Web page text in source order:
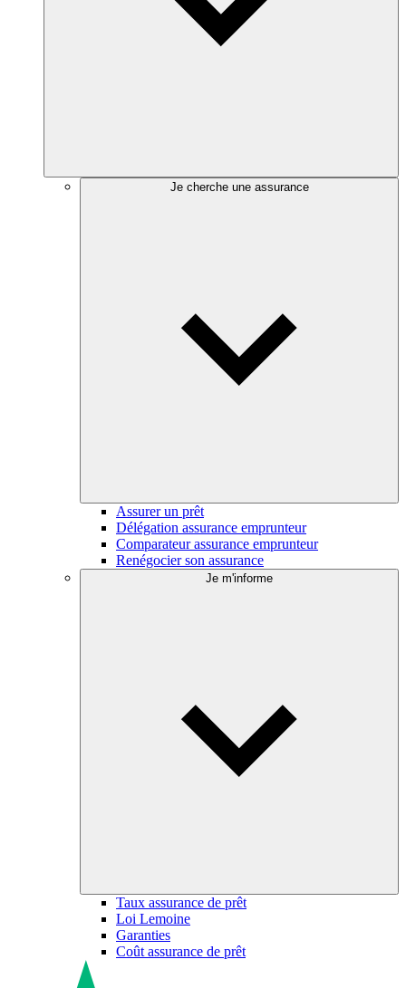
Je cherche une assurance
Assurer un prêt
Délégation assurance emprunteur
Comparateur assurance emprunteur
Renégocier son assurance
Je m'informe
Taux assurance de prêt
Loi Lemoine
Garanties
Coût assurance de prêt